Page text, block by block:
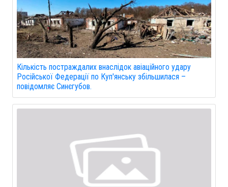
Кількість постраждалих внаслідок авіаційного удару
Російської Федерації по Куп'янську збільшилася –
повідомляє Синєгубов.